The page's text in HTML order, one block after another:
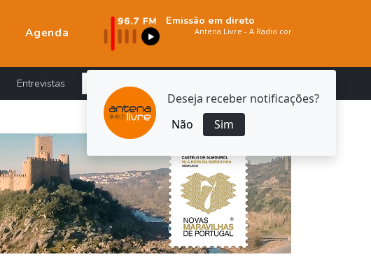
Deseja receber notificações?
Não
Sim
Agenda
Emissão em direto
Entrevistas